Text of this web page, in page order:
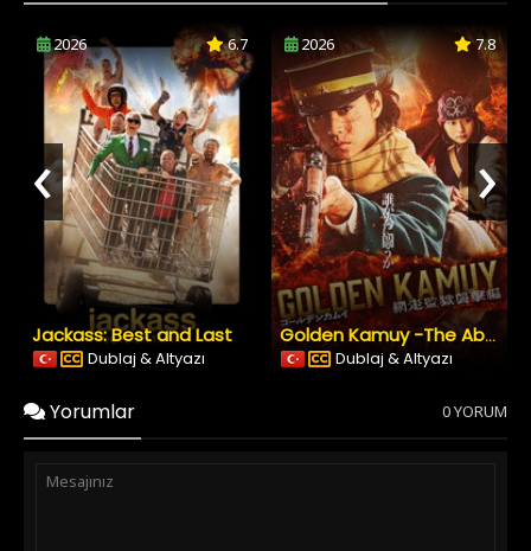
2026 6.7
Jackass: Best and Last
Dublaj & Altyazı
2026 7.8
Golden Kamuy -The Abashiri Prison Raid
Dublaj & Altyazı
‹ ›
Yorumlar 0 YORUM